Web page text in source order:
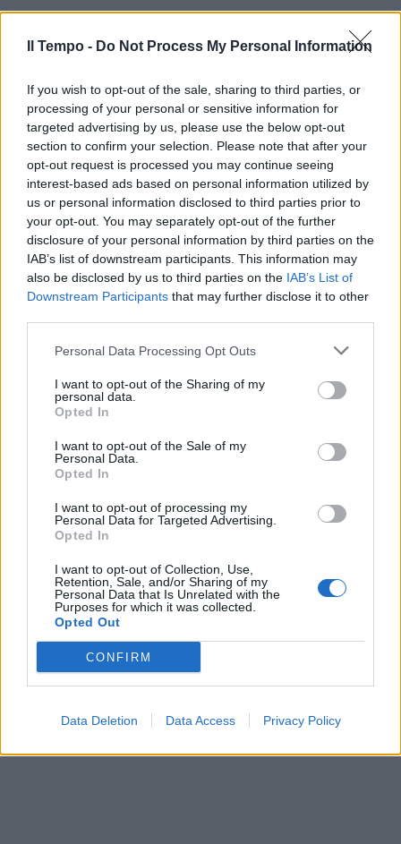
Il Tempo - Do Not Process My Personal Information
If you wish to opt-out of the sale, sharing to third parties, or
processing of your personal or sensitive information for
targeted advertising by us, please use the below opt-out
section to confirm your selection. Please note that after your
opt-out request is processed you may continue seeing
interest-based ads based on personal information utilized by
us or personal information disclosed to third parties prior to
your opt-out. You may separately opt-out of the further
disclosure of your personal information by third parties on the
IAB’s list of downstream participants. This information may
also be disclosed by us to third parties on the IAB’s List of
Downstream Participants that may further disclose it to other
Personal Data Processing Opt Outs
I want to opt-out of the Sharing of my
personal data.
Opted In
I want to opt-out of the Sale of my
Personal Data.
Opted In
I want to opt-out of processing my
Personal Data for Targeted Advertising.
Opted In
I want to opt-out of Collection, Use,
Retention, Sale, and/or Sharing of my
Personal Data that Is Unrelated with the
Purposes for which it was collected.
Opted Out
CONFIRM
Data Deletion Data Access Privacy Policy
In evidenza